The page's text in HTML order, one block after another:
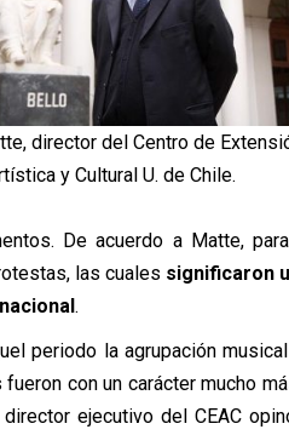
director del Centro de
y Cultural U. de Chile.
De acuerdo a Matte,
las cuales significaron
.
periodo la agrupación
con un carácter mucho
ejecutivo del CEAC